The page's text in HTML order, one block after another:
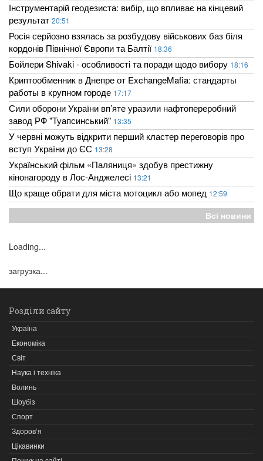
Інструментарій геодезиста: вибір, що впливає на кінцевий
результат 20:51
Росія серйозно взялась за розбудову військових баз біля
кордонів Північної Європи та Балтії 18:36
Бойлери Shivaki - особливості та поради щодо вибору 18:16
Криптообменник в Днепре от ExchangeMafia: стандарты
работы в крупном городе 17:17
Сили оборони України вп’яте уразили нафтопереробний
завод РФ "Туапсинський" 13:35
У червні можуть відкрити перший кластер переговорів про
вступ України до ЄС 13:28
Український фільм «Паляниця» здобув престижну
кінонагороду в Лос-Анджелесі 13:21
Що краще обрати для міста мотоцикл або мопед 12:59
Всі новини
Loading...
загрузка...
Розділи сайту
Україна
Економіка
Світ
Наука і техніка
Волинь
Шоубіз
Спорт
Здоров’я
Цікавинки